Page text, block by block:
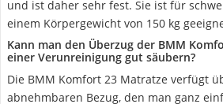
und ist daher sehr fest. Sie ist für
einem Körpergewicht von 150 kg
Kann man den Überzug der BMM
einer Verunreinigung gut säubern?
Die BMM Komfort 23 Matratze verfügt
abnehmbaren Bezug, den man ganz